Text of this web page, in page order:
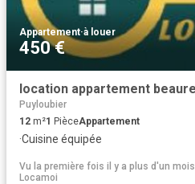
Appartement·à louer
450 €
Puyloubier
12 m²1 PièceAppartement
·Cuisine équipée
Vu la première fois il y a plus d'un mois
Locamoi